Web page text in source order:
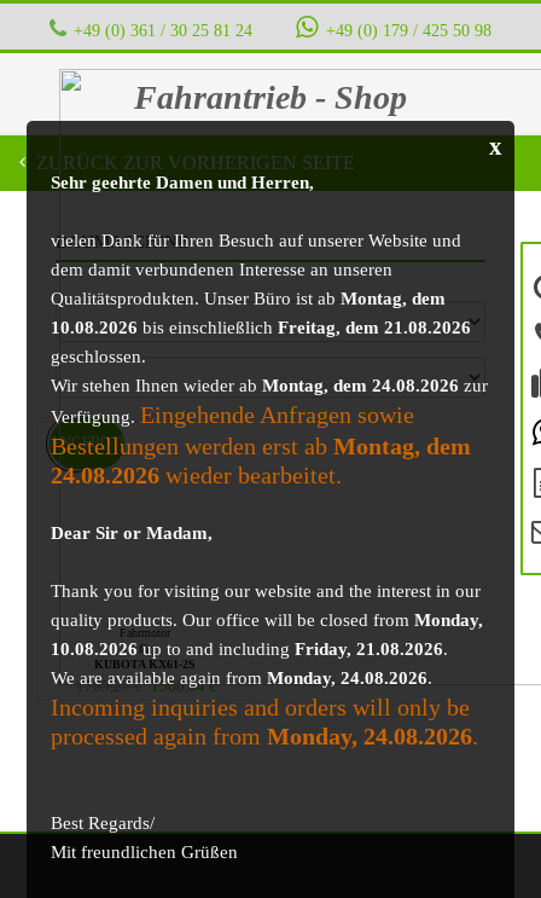
+49 (0) 361 / 30 25 81 24 ‭ ‭ ‭ ‭ +49 (0) 179 / 425 50 98
Fahrantrieb - Shop
x
Sehr geehrte Damen und Herren,
vielen Dank für Ihren Besuch auf unserer Website und
dem damit verbundenen Interesse an unseren
Qualitätsprodukten. Unser Büro ist abMontag, dem
10.08.2026 bis einschließlichFreitag, dem 21.08.2026
geschlossen.
Wir stehen Ihnen wieder abMontag, dem 24.08.2026 zur
Verfügung. Eingehende Anfragen sowie
Bestellungen werden erst abMontag, dem
24.08.2026 wieder bearbeitet.
Dear Sir or Madam,
Thank you for visiting our website and the interest in our
quality products. Our office will be closed fromMonday,
10.08.2026up to and includingFriday, 21.08.2026.
We are available again fromMonday, 24.08.2026.
Incoming inquiries and orders will only be
processed again fromMonday, 24.08.2026.
Best Regards/
Mit freundlichen Grüßen
ZURÜCK ZUR VORHERIGEN SEITE
BAUMASCHINE
Fahrmotor
für
KUBOTA KX61-2S
1705,27€ 1566,04€
ANGEBOT!